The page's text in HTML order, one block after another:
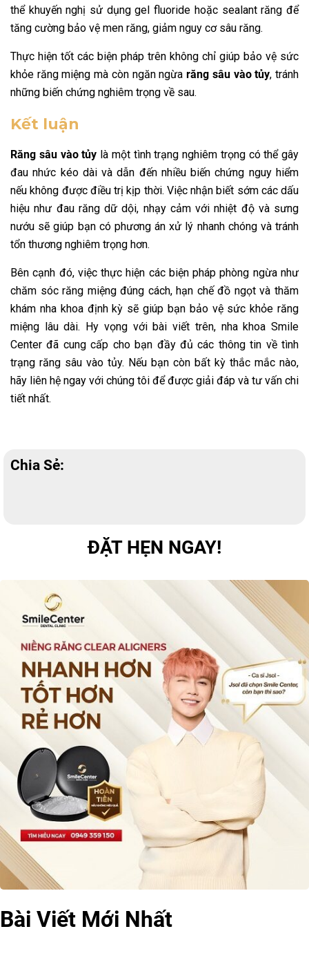
thể khuyến nghị sử dụng gel fluoride hoặc sealant răng để
tăng cường bảo vệ men răng, giảm nguy cơ sâu răng.
Thực hiện tốt các biện pháp trên không chỉ giúp bảo vệ sức
khỏe răng miệng mà còn ngăn ngừa răng sâu vào tủy, tránh
những biến chứng nghiêm trọng về sau.
Kết luận
Răng sâu vào tủy là một tình trạng nghiêm trọng có thể gây
đau nhức kéo dài và dẫn đến nhiều biến chứng nguy hiểm
nếu không được điều trị kịp thời. Việc nhận biết sớm các dấu
hiệu như đau răng dữ dội, nhạy cảm với nhiệt độ và sưng
nướu sẽ giúp bạn có phương án xử lý nhanh chóng và tránh
tổn thương nghiêm trọng hơn.
Bên cạnh đó, việc thực hiện các biện pháp phòng ngừa như
chăm sóc răng miệng đúng cách, hạn chế đồ ngọt và thăm
khám nha khoa định kỳ sẽ giúp bạn bảo vệ sức khỏe răng
miệng lâu dài. Hy vọng với bài viết trên, nha khoa Smile
Center đã cung cấp cho bạn đầy đủ các thông tin về tình
trạng răng sâu vào tủy. Nếu bạn còn bất kỳ thắc mắc nào,
hãy liên hệ ngay với chúng tôi để được giải đáp và tư vấn chi
tiết nhất.
Chia Sẻ:
ĐẶT HẸN NGAY!
Bài Viết Mới Nhất